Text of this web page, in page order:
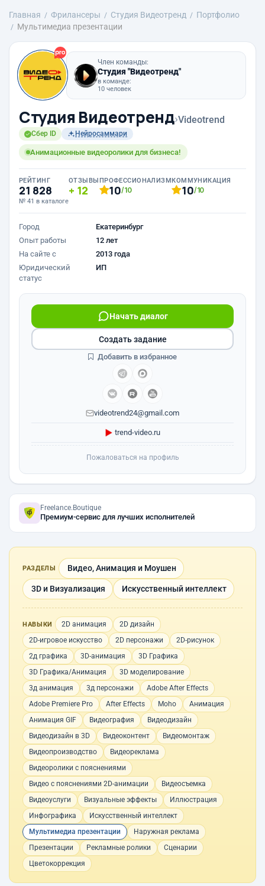
Главная Фрилансеры Студия Видеотренд
Портфолио
Мультимедиа презентации
Член команды:
Студия "Видеотренд"
в команде:
10 человек
Студия Видеотренд›Videotrend
Сбер ID Нейросаммари
Анимационные видеоролики для бизнеса!
РЕЙТИНГ
21 828
№ 41 в каталоге
ОТЗЫВЫ
12
ПРОФЕССИОНАЛИЗМ
10/10
КОММУНИКАЦИЯ
10/10
Город
Екатеринбург
Опыт работы
12 лет
На сайте с
2013 года
Юридический
статус
ИП
Начать диалог
videotrend24@gmail.com
trend-video.ru
Создать задание
Добавить в избранное
Пожаловаться на профиль
Freelance.Boutique
Премиум-сервис для лучших исполнителей
РАЗДЕЛЫ Видео, Анимация и Моушен
3D и Визуализация Искусственный интеллект
НАВЫКИ 2D анимация
2D дизайн
2D-игровое искусство
2D персонажи
2D-рисунок
2д графика
3D-анимация
3D Графика
3D Графика/Анимация
3D моделирование
3д анимация
3д персонажи
Adobe After Effects
Adobe Premiere Pro
After Effects Moho
Анимация
Анимация GIF
Видеография
Видеодизайн
Видеодизайн в 3D
Видеоконтент
Видеомонтаж
Видеопроизводство
Видеореклама
Видеоролики с пояснениями
Видео с пояснениями 2D-анимации
Видеосъемка
Видеоуслуги
Визуальные эффекты
Иллюстрация
Инфографика
Искусственный интеллект
Мультимедиа презентации
Наружная реклама
Презентации
Рекламные ролики
Сценарии
Цветокоррекция